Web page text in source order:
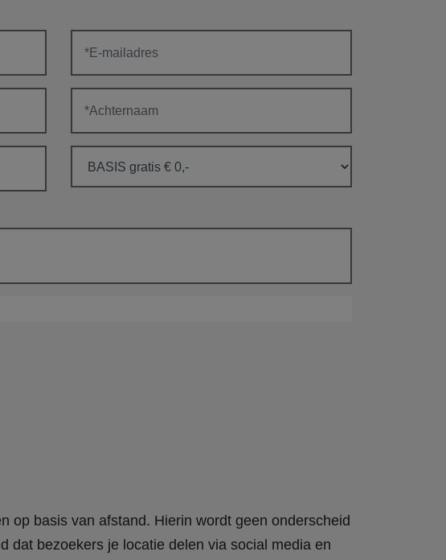
op basis van afstand. Hierin wordt geen onderscheid
dat bezoekers je locatie delen via social media en